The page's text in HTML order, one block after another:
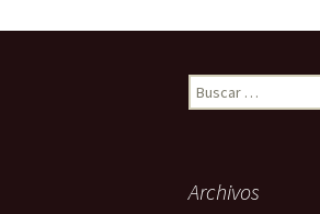
Buscar:
Archivos